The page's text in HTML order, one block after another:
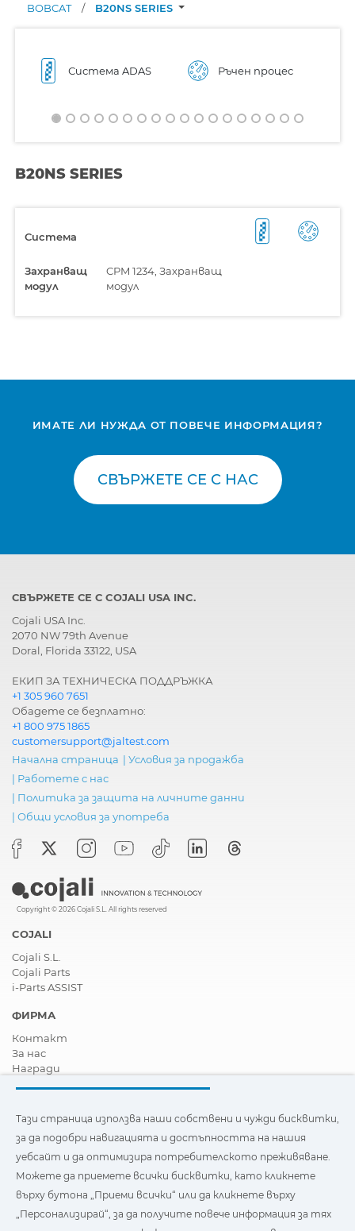
BOBCAT
/ B20NS SERIES
Система ADAS Ръчен процес
B20NS SERIES
Система
Захранващ
модул
CPM 1234, Захранващ
модул
ИМАТЕ ЛИ НУЖДА ОТ ПОВЕЧЕ ИНФОРМАЦИЯ?
СВЪРЖЕТЕ СЕ С НАС
СВЪРЖЕТЕ СЕ С COJALI USA INC.
Cojali USA Inc.
2070 NW 79th Avenue
Doral, Florida 33122, USA
ЕКИП ЗА ТЕХНИЧЕСКА ПОДДРЪЖКА
+1 305 960 7651
Обадете се безплатно:
+1 800 975 1865
customersupport@jaltest.com
Начална страница | Условия за продажба
| Работете с нас
| Политика за защита на личните данни
| Общи условия за употреба
Copyright © 2026 Cojali S.L. All rights reserved
COJALI
Cojali S.L.
Cojali Parts
i-Parts ASSIST
ФИРМА
Контакт
За нас
Награди
Станете дистрибутор
Новини
Видеа
FAQ - Често задавани въпроси
Тази страница използва наши собствени и бисквитки на
трети страни, за да подобри навигацията и
достъпността на нашия уебсайт и да оптимизира
Тази страница използва наши собствени и чужди бисквитки,
за да подобри навигацията и достъпността на нашия
уебсайт и да оптимизира потребителското преживяване.
Можете да приемете всички бисквитки, като кликнете
върху бутона „Приеми всички“ или да кликнете върху
„Персонализирай“, за да получите повече информация за тях